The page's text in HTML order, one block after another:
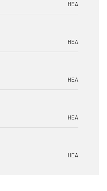
HEA
HEA
HEA
HEA
HEA